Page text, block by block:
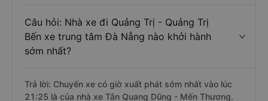
Câu hỏi: Nhà xe đi Quảng Trị - Quảng Trị
Bến xe trung tâm Đà Nẵng nào khởi hành
sớm nhất?
Trả lời: Chuyến xe có giờ xuất phát sớm nhất vào lúc
21:25 là của nhà xe Tân Quang Dũng - Mến Thương.